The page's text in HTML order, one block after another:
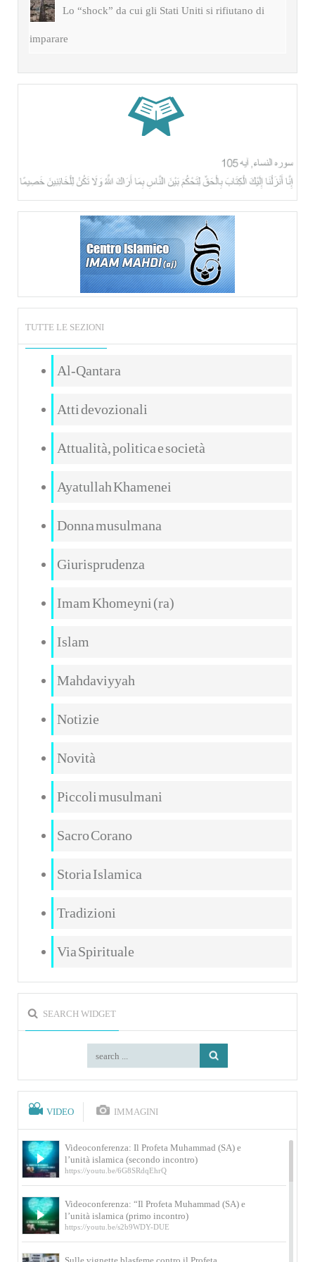
Lo “shock” da cui gli Stati Uniti si rifiutano di
imparare
TUTTE LE SEZIONI
Al-Qantara
Atti devozionali
Attualità, politica e società
Ayatullah Khamenei
Donna musulmana
Giurisprudenza
Imam Khomeyni (ra)
Islam
Mahdaviyyah
Notizie
Novità
Piccoli musulmani
Sacro Corano
Storia Islamica
Tradizioni
Via Spirituale
SEARCH WIDGET
VIDEO IMMAGINI
Videoconferenza: Il Profeta Muhammad (SA) e
l’unità islamica (secondo incontro)
https://youtu.be/6G8SRdqEhrQ
Videoconferenza: “Il Profeta Muhammad (SA) e
l’unità islamica (primo incontro)
https://youtu.be/s2b9WDY-DUE